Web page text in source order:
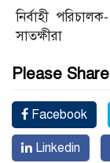
নির্বাহী
সাতক্ষীরা
Please
Facebook
Linkedin